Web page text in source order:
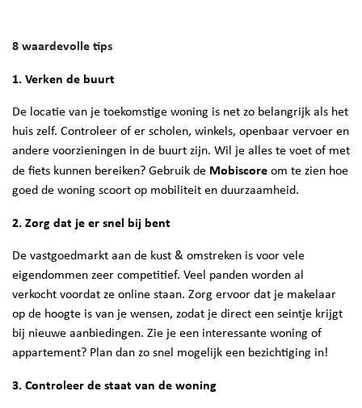
8 waardevolle tips
1. Verken de buurt
De locatie van je toekomstige woning is net zo belangrijk als het
huis zelf. Controleer of er scholen, winkels, openbaar vervoer en
andere voorzieningen in de buurt zijn. Wil je alles te voet of met
de fiets kunnen bereiken? Gebruik de Mobiscoreom te zien hoe
goed de woning scoort op mobiliteit en duurzaamheid.
2. Zorg dat je er snel bij bent
De vastgoedmarkt aan de kust & omstreken is voor vele
eigendommen zeer competitief. Veel panden worden al
verkocht voordat ze online staan. Zorg ervoor dat je makelaar
op de hoogte is van je wensen, zodat je direct een seintje krijgt
bij nieuwe aanbiedingen. Zie je een interessante woning of
appartement? Plan dan zo snel mogelijk een bezichtiging in!
3. Controleer de staat van de woning